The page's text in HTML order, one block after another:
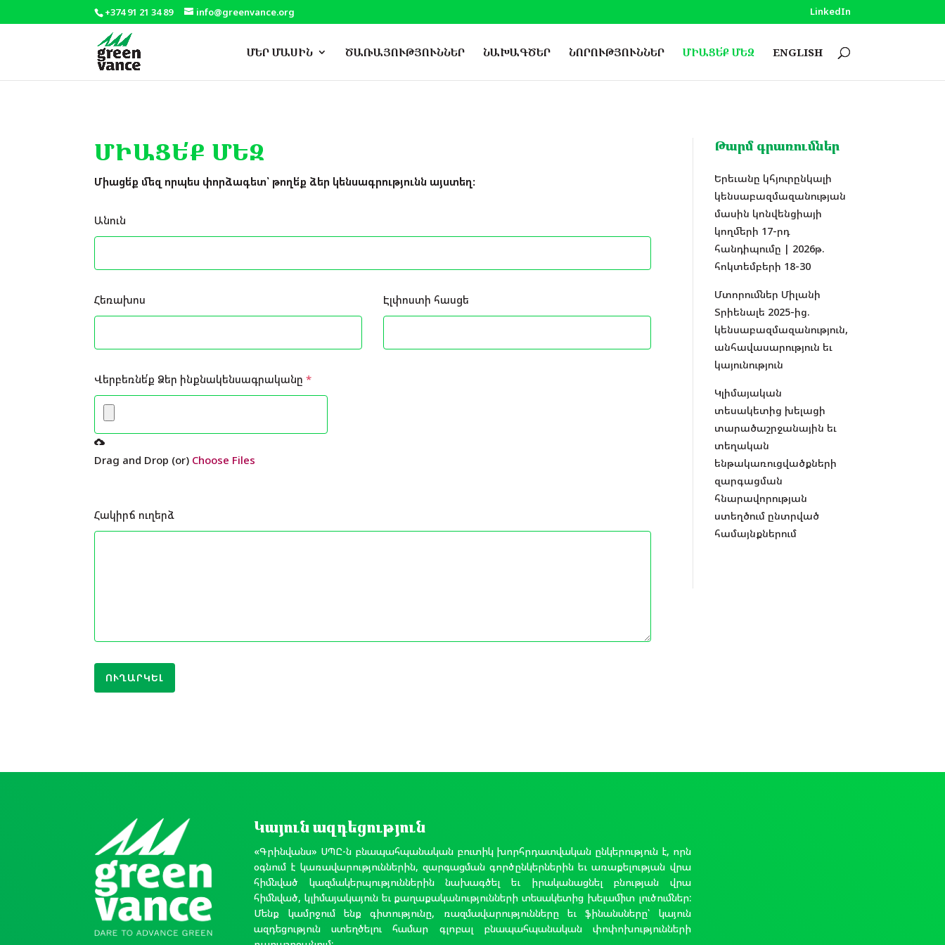
+374 91 21 34 89 info@greenvance.org LinkedIn
ՄԵՐ ՄԱՍԻՆ ԾԱՌԱՅՈՒԹՅՈՒՆՆԵՐ ՆԱԽԱԳԾԵՐ ՆՈՐՈՒԹՅՈՒՆՆԵՐ ՄԻԱՑԵ՛Ք ՄԵԶ ENGLISH
ՄԻԱՑԵ՛Ք ՄԵԶ
Միացե՛ք մեզ որպես փորձագետ՝ թողե՛ք ձեր կենսագրությունն այստեղ:
Անուն
Հեռախոս Էլփոստի հասցե
Վերբեռնե՛ք Ձեր ինքնակենսագրականը*
Drag and Drop (or) Choose Files
Հակիրճ ուղերձ
ՈՒՂԱՐԿԵԼ
Թարմ գրառումներ
Երեւանը կհյուրընկալի
կենսաբազմազանության
մասին կոնվենցիայի
կողմերի 17-րդ
հանդիպումը | 2026թ.
հոկտեմբերի 18-30
Մտորումներ Միլանի
Տրիենալե 2025-ից.
կենսաբազմազանություն,
անհավասարություն եւ
կայունություն
Կլիմայական
տեսակետից խելացի
տարածաշրջանային եւ
տեղական
ենթակառուցվածքների
զարգացման
հնարավորության
ստեղծում ընտրված
համայնքներում
Կայուն ազդեցություն
«Գրինվանս» ՍՊԸ-ն բնապահպանական բուտիկ խորհրդատվական ընկերություն է, որն
օգնում է կառավարություններին, զարգացման գործընկերներին եւ առաքելության վրա
հիմնված կազմակերպություններին նախագծել եւ իրականացնել բնության վրա
հիմնված, կլիմայակայուն եւ քաղաքականությունների տեսակետից խելամիտ լուծումներ:
Մենք կամրջում ենք գիտությունը, ռազմավարությունները եւ ֆինանսները՝ կայուն
ազդեցություն ստեղծելու համար գլոբալ բնապահպանական փոփոխությունների